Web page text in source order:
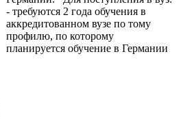
- требуются 2 года обучения в
аккредитованном вузе по тому
профилю, по которому
планируется обучение в Германии